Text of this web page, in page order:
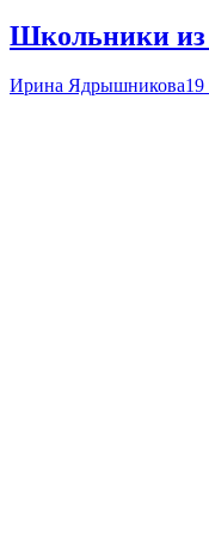
Школьники из
Ирина Ядрышникова19